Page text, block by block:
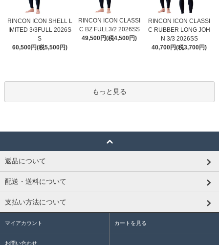
RINCON ICON SHELL L
IMITED 3/3FULL 2026S
S
60,500円(税5,500円)
RINCON ICON CLASSI
C BZ FULL3/2 2026SS
49,500円(税4,500円)
RINCON ICON CLASSI
C RUBBER LONG JOH
N 3/3 2026SS
40,700円(税3,700円)
もっと見る
返品について
配送・送料について
支払い方法について
マイアカウント カートを見る
お問い合わせ